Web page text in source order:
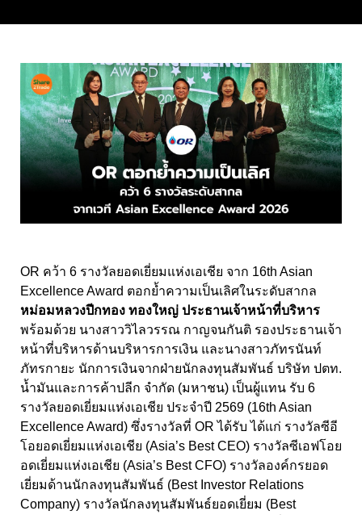
OR คว้า 6 รางวัลยอดเยี่ยมแห่งเอเชีย จาก 16th Asian
Excellence Award ตอกย้ำความเป็นเลิศในระดับสากล
หม่อมหลวงปีกทอง ทองใหญ่ ประธานเจ้าหน้าที่บริหาร
พร้อมด้วย นางสาววิไลวรรณ กาญจนกันติ รองประธานเจ้า
หน้าที่บริหารด้านบริหารการเงิน และนางสาวภัทรนันท์
ภัทรกายะ นักการเงินจากฝ่ายนักลงทุนสัมพันธ์ บริษัท ปตท.
น้ำมันและการค้าปลีก จำกัด (มหาชน) เป็นผู้แทน รับ 6
รางวัลยอดเยี่ยมแห่งเอเชีย ประจำปี 2569 (16th Asian
Excellence Award) ซึ่งรางวัลที่ OR ได้รับ ได้แก่ รางวัลซีอี
โอยอดเยี่ยมแห่งเอเชีย (Asia’s Best CEO) รางวัลซีเอฟโอย
อดเยี่ยมแห่งเอเชีย (Asia’s Best CFO) รางวัลองค์กรยอด
เยี่ยมด้านนักลงทุนสัมพันธ์ (Best Investor Relations
Company) รางวัลนักลงทุนสัมพันธ์ยอดเยี่ยม (Best